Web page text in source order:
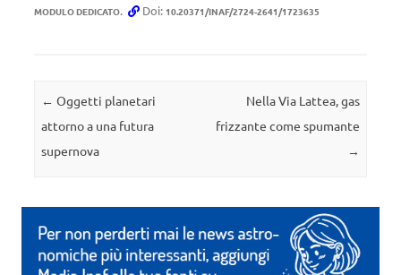
MODULO DEDICATO. Doi: 10.20371/INAF/2724-2641/1723635
Navigazione articolo
← Oggetti planetari
attorno a una futura
supernova
Nella Via Lattea, gas
frizzante come spumante
→